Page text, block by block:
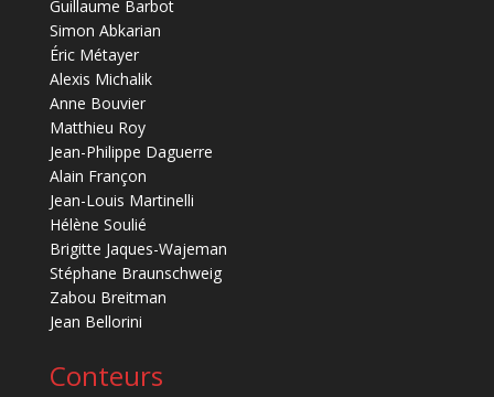
Guillaume Barbot
Simon Abkarian
Éric Métayer
Alexis Michalik
Anne Bouvier
Matthieu Roy
Jean-Philippe Daguerre
Alain Françon
Jean-Louis Martinelli
Hélène Soulié
Brigitte Jaques-Wajeman
Stéphane Braunschweig
Zabou Breitman
Jean Bellorini
Conteurs